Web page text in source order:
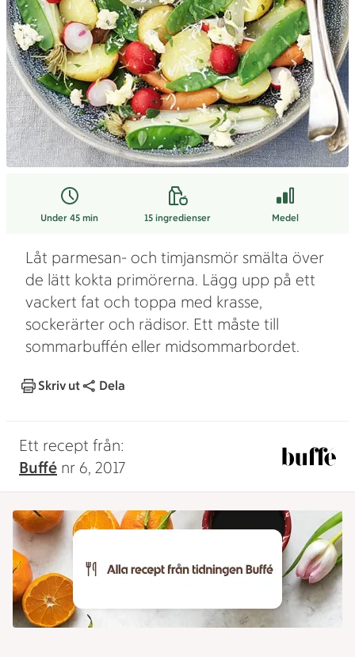
Under 45 min 15 ingredienser Medel
Låt parmesan- och timjansmör smälta över
de lätt kokta primörerna. Lägg upp på ett
vackert fat och toppa med krasse,
sockerärter och rädisor. Ett måste till
sommarbuffén eller midsommarbordet.
Skriv ut Dela
Ett recept från:
Buffé nr 6, 2017